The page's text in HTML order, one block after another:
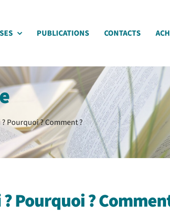
PUBLICATIONS CONTACTS
Pourquoi ? Comment ?
Pourquoi ?